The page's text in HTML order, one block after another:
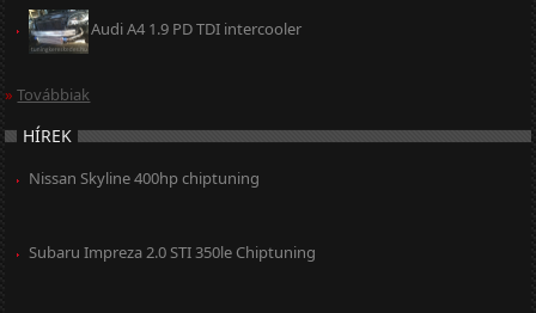
Audi A4 1.9 PD TDI intercooler
»Továbbiak
HÍREK
Nissan Skyline 400hp chiptuning
Subaru Impreza 2.0 STI 350le Chiptuning